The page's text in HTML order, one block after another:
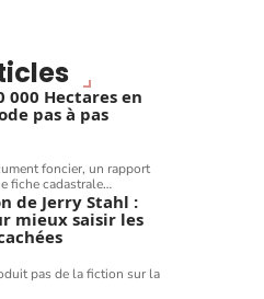
000 Hectares en
pas à pas
foncier, un rapport
fiche cadastrale…
de Jerry Stahl :
mieux saisir les
pas de la fiction sur la